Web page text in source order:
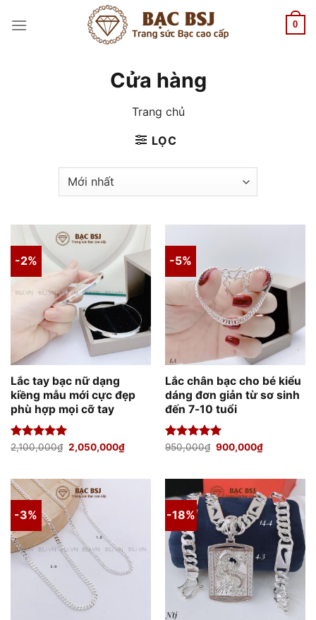
đến
0
Cửa hàng
Trang chủ
LỌC
-2%
Lắc tay bạc nữ dạng
kiềng mẫu mới cực đẹp
phù hợp mọi cỡ tay
Được xếp
2,100,000₫ Giá
gốc
2,050,000₫Giá
hiện
-5%
Lắc chân bạc cho bé kiểu
dáng đơn giản từ sơ sinh
đến 7-10 tuổi
Được xếp
950,000₫ Giá
900,000₫Giá
hiện
900,000₫.
-3% -18%